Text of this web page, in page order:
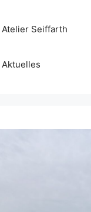
Atelier Seiffarth
Aktuelles